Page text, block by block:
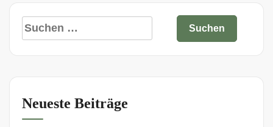
Neueste Beiträge